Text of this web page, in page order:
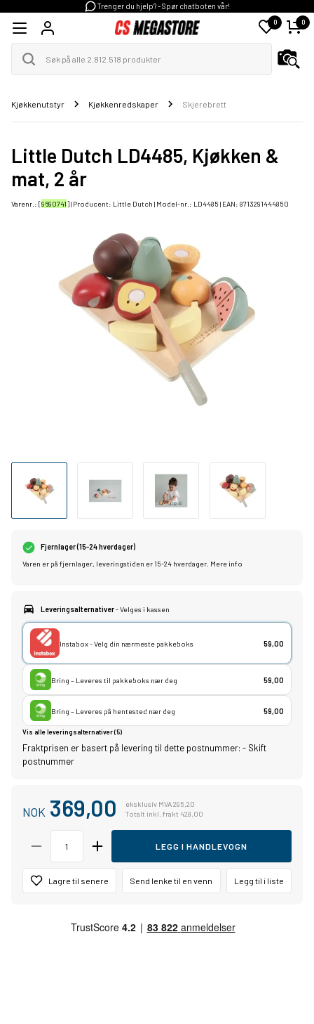
Trenger du hjelp? - Spør chatboten vår!
0 0
Kjøkkenutstyr Kjøkkenredskaper Skjerebrett
Little Dutch LD4485, Kjøkken &
mat, 2 år
Varenr.: [9690741] | Producent: Little Dutch | Model-nr.: LD4485| EAN: 8713291444850
Fjernlager (15-24 hverdager)
Varen er på fjernlager, leveringstiden er 15-24 hverdager. Mere info
Leveringsalternativer- Velges i kassen
Instabox - Velg din nærmeste pakkeboks 59,00
Bring – Leveres til pakkeboks nær deg 59,00
Bring – Leveres på hentested nær deg 59,00
Vis alle leveringsalternativer (5)
Fraktprisen er basert på levering til dette postnummer: - Skift
postnummer
NOK 369,00
eksklusiv MVA 295,20
Totalt inkl. frakt 428,00
LEGG I HANDLEVOGN
Lagre til senere Send lenke til en venn Legg til i liste